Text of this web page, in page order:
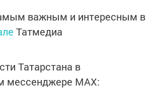
важным и интересным в
Татмедиа
Татарстана в
мессенджере MАХ: